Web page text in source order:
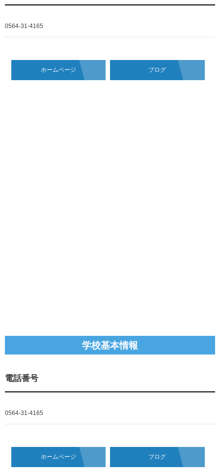
0564-31-4165
ホームページ ブログ
学校基本情報
電話番号
0564-31-4165
ホームページ ブログ